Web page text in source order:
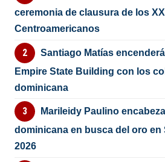
ceremonia de clausura de los
Centroamericanos
Santiago Matías
Empire State Building con los
dominicana
Marileidy Paulino
dominicana en busca del oro en
2026